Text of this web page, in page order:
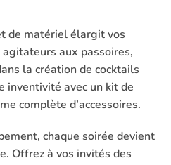
de matériel élargit vos
aux passoires,
la création de cocktails
inventivité avec un kit de
complète d’accessoires.
chaque soirée devient
Offrez à vos invités des